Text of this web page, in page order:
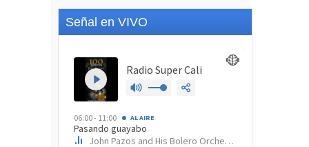
Señal en VIVO